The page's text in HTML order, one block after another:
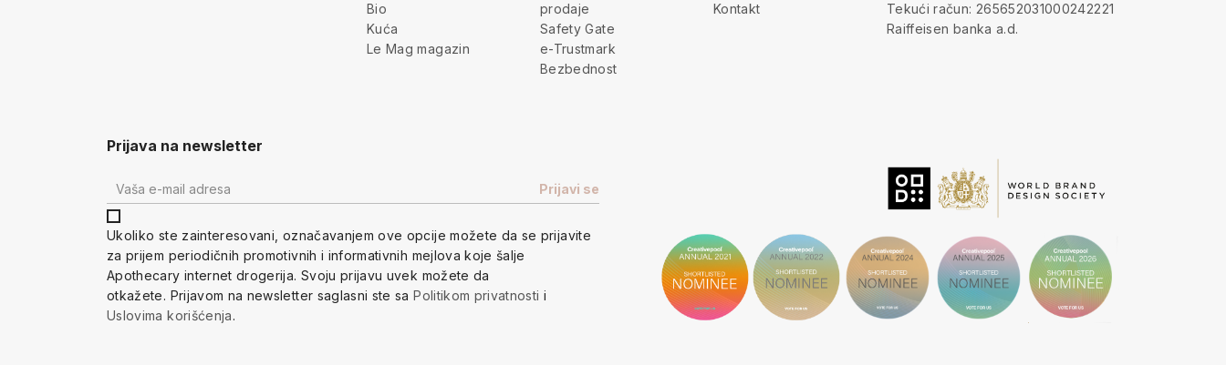
Bio
Kuća
Le Mag magazin
prodaje
Safety Gate
e-Trustmark
Bezbednost
Kontakt
Tekući račun: 265652031000242221
Raiffeisen banka a.d.
Prijava na newsletter
Ukoliko ste zainteresovani, označavanjem ove opcije možete da se prijavite
za prijem periodičnih promotivnih i informativnih mejlova koje šalje
Apothecary internet drogerija. Svoju prijavu uvek možete da
otkažete. Prijavom na newsletter saglasni ste saPolitikom privatnosti i
Uslovima korišćenja.